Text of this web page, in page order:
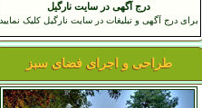
درج آگهی در سایت نارگیل
برای درج آگهی و تبلیغات در سایت نارگیل کلیک نمایید
طراحی و اجرای فضای سبز